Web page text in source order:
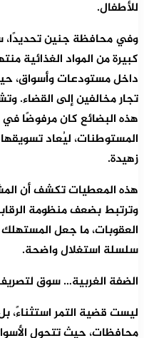
للأطفال.
وفي محافظة جنين
كبيرة من المواد الغذائية
داخل مستودعات وأسواق،
تجار مخالفين إلى القضاء.
هذه البضائع كان مرفوضًا في
المستوطنات، ليُعاد
زهيدة.
هذه المعطيات تكشف أن
وترتبط بضعف منظومة
العقوبات، ما جعل
سلسلة استغلال واضحة.
الضفة الغربية… سوق
ليست قضية التمر استثناءً،
محافظات، حيث تتحول